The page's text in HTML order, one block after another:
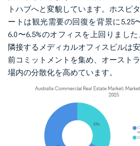
トハブへと変貌しています。ホスピ
ートは観光需要の回復を背景に5.25
6.0〜6.5%のオフィスを上回りまし
隣接するメディカルオフィスビルは
前コミットメントを集め、オースト
場内の分散化を高めています。